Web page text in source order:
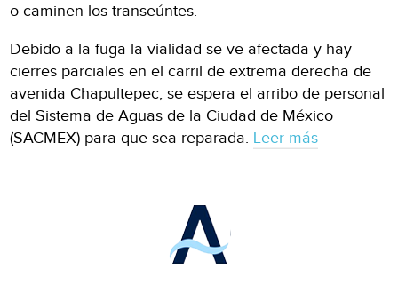
o caminen los transeúntes.
Debido a la fuga la vialidad se ve afectada y hay
cierres parciales en el carril de extrema derecha de
avenida Chapultepec, se espera el arribo de personal
del Sistema de Aguas de la Ciudad de México
(SACMEX) para que sea reparada. Leer más